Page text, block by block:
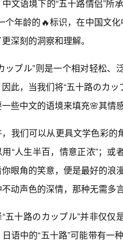
文语境下的“五十路情侣”所
个年龄的🔥标识，在中国文
深刻的洞察和理解。
ップル”则是一个相对轻松
此，当我们将“五十路のカ
些中文的语境来填充🌸其情
，我们可以从更具文学色彩
“人生半百，情意正浓”；或
眼角的笑意，便是最好的浪
动声色的深情，那种无需多
五十路のカップル”并非仅
语中的“五十路”可能带有一